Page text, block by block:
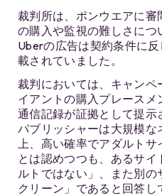
裁判所は、ポンウエアに
の購入や監視の難しさにつ
Uberの広告は契約条件に
載されていました。
裁判においては、キャンペ
イアントの購入プレース
通信記録が証拠として提示
パブリッシャーは大規模な
上、高い確率でアダルト
とは認めつつも、あるサ
ルトではない」、また別の
クリーン」であると回答し